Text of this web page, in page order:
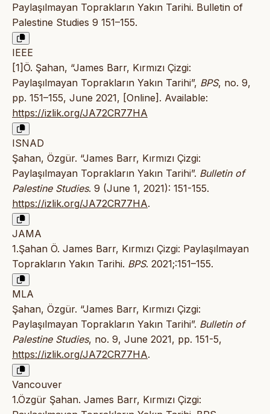
Paylaşılmayan Toprakların Yakın Tarihi. Bulletin of
Palestine Studies 9 151–155.
IEEE
[1]Ö. Şahan, “James Barr, Kırmızı Çizgi:
Paylaşılmayan Toprakların Yakın Tarihi”, BPS, no. 9,
pp. 151–155, June 2021, [Online]. Available:
https://izlik.org/JA72CR77HA
ISNAD
Şahan, Özgür. “James Barr, Kırmızı Çizgi:
Paylaşılmayan Toprakların Yakın Tarihi”. Bulletin of
Palestine Studies. 9 (June 1, 2021): 151-155.
https://izlik.org/JA72CR77HA.
JAMA
1.Şahan Ö. James Barr, Kırmızı Çizgi: Paylaşılmayan
Toprakların Yakın Tarihi. BPS. 2021;:151–155.
MLA
Şahan, Özgür. “James Barr, Kırmızı Çizgi:
Paylaşılmayan Toprakların Yakın Tarihi”. Bulletin of
Palestine Studies, no. 9, June 2021, pp. 151-5,
https://izlik.org/JA72CR77HA.
Vancouver
1.Özgür Şahan. James Barr, Kırmızı Çizgi: